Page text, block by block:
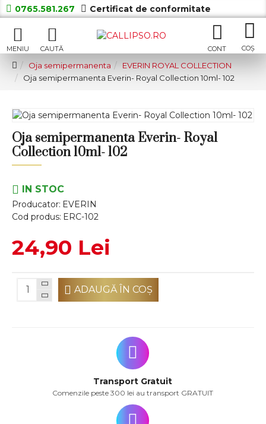
0765.581.267 Certificat de conformitate
Oja semipermanenta
EVERIN ROYAL COLLECTION
Oja semipermanenta Everin- Royal Collection 10ml- 102
Oja semipermanenta Everin- Royal
Collection 10ml- 102
IN STOC
Producator: EVERIN
Cod produs: ERC-102
24,90 Lei
ADAUGĂ ÎN COŞ
Transport Gratuit
Comenzile peste 300 lei au transport GRATUIT